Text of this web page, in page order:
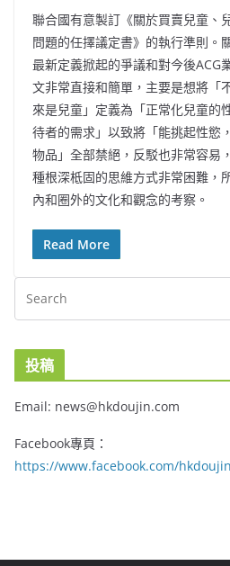
聯合國有意製訂《關於買賣兒童、
問題的任擇議定書》的執行準則。
最新定義掀起的爭議和對今後ACG
文非常直接和簡單，主要是想將「
來是兒童」定義為「正常化兒童的
待者的需求」以致將「能挑起性慾
物品」全部禁絕，反駁也非常容易
種根深柢固的思維方式非常困難，
內和圈外的文化和觀念的考察。
Read More
投稿
Email: news@hkdoujin.com
Facebook專頁：
https://www.facebook.com/